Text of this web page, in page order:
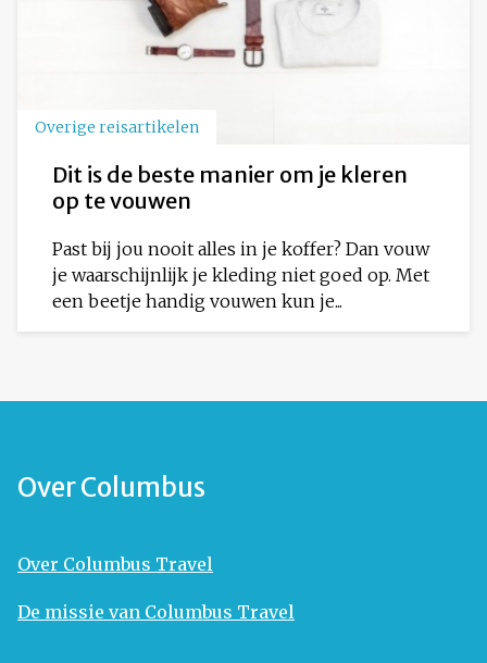
Overige reisartikelen
Dit is de beste manier om je kleren
op te vouwen
Past bij jou nooit alles in je koffer? Dan vouw
je waarschijnlijk je kleding niet goed op. Met
een beetje handig vouwen kun je...
Over Columbus
Over Columbus Travel
De missie van Columbus Travel